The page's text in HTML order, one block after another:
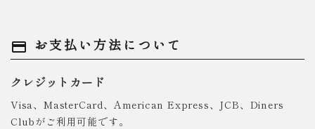
payment お支払い方法について
クレジットカード
Visa、MasterCard、American Express、JCB、Diners
Clubがご利用可能です。